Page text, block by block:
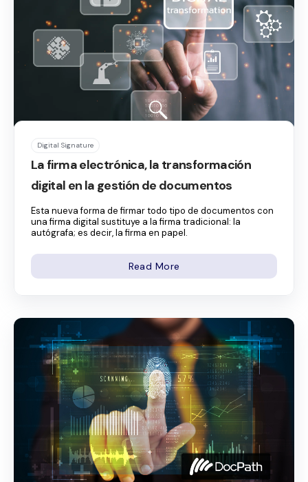
Digital Signature
La firma electrónica, la transformación
digital en la gestión de documentos
Esta nueva forma de firmar todo tipo de documentos con
una firma digital sustituye a la firma tradicional: la
autógrafa; es decir, la firma en papel.
Read More